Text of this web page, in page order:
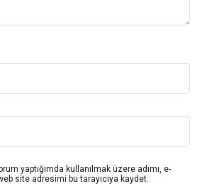
yaptığımda kullanılmak üzere adımı, e-
site adresimi bu tarayıcıya kaydet.